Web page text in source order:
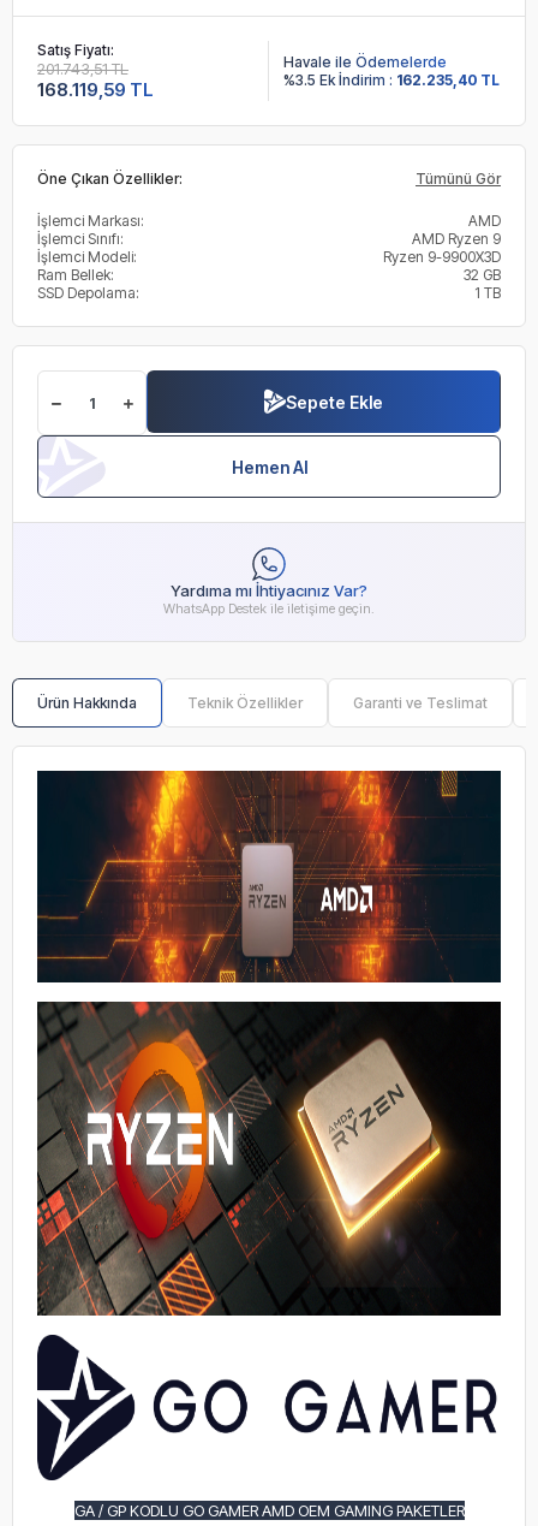
Satış Fiyatı:
168.119,59 TL
201.743,51 TL
Havale ile Ödemelerde
%3.5 Ek İndirim : 162.235,40 TL
Öne Çıkan Özellikler: Tümünü Gör
İşlemci Markası:
AMD
İşlemci Sınıfı:
AMD Ryzen 9
İşlemci Modeli:
Ryzen 9-9900X3D
Ram Bellek:
32 GB
SSD Depolama:
1 TB
Sepete Ekle
Hemen Al
Yardıma mı İhtiyacınız Var?
WhatsApp Destek ile iletişime geçin.
Ürün Hakkında Teknik Özellikler Garanti ve Teslimat
GA / GP KODLU GO GAMER AMD OEM GAMING PAKETLER